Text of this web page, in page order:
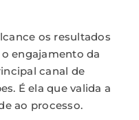
os resultados
oengajamento da
canal de
É ela que valida a
ao processo.